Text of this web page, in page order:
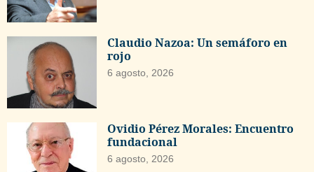
Claudio Nazoa: Un semáforo en
rojo
6 agosto, 2026
Ovidio Pérez Morales: Encuentro
fundacional
6 agosto, 2026